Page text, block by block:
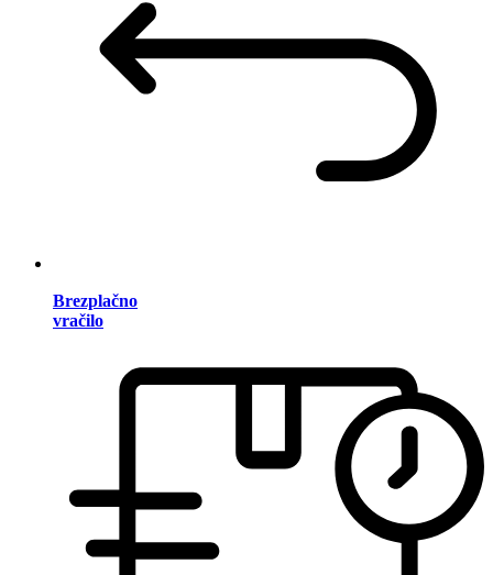
Brezplačno
vračilo